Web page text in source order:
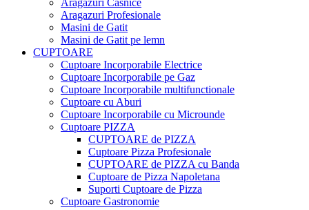
Aragazuri Casnice
Aragazuri Profesionale
Masini de Gatit
Masini de Gatit pe lemn
CUPTOARE
Cuptoare Incorporabile Electrice
Cuptoare Incorporabile pe Gaz
Cuptoare Incorporabile multifunctionale
Cuptoare cu Aburi
Cuptoare Incorporabile cu Microunde
Cuptoare PIZZA
CUPTOARE de PIZZA
Cuptoare Pizza Profesionale
CUPTOARE de PIZZA cu Banda
Cuptoare de Pizza Napoletana
Suporti Cuptoare de Pizza
Cuptoare Gastronomie